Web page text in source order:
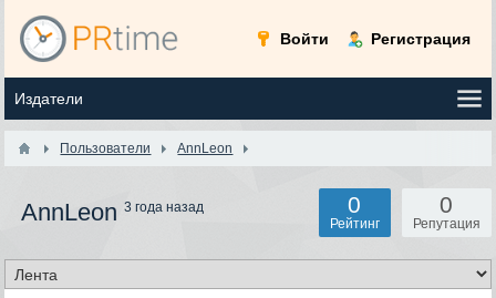
Войти Регистрация
Пользователи AnnLeon
AnnLeon3 года назад 0
Репутация
0
Рейтинг